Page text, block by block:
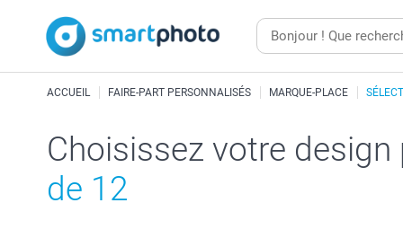
ACCUEIL FAIRE-PART PERSONNALISÉS MARQUE-PLACE
Choisissez votre
de 12